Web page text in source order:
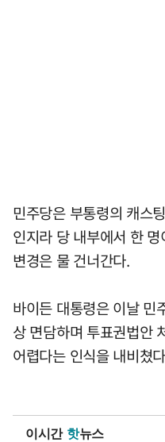
민주당은 부통령의 캐스
인지라 당 내부에서 한
변경은 물 건너간다.
바이든 대통령은 이날 민
상 면담하며 투표권법안
어렵다는 인식을 내비쳤
이시간 핫뉴스